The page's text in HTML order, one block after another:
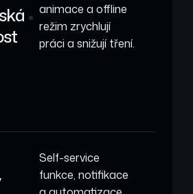
animace a offline
režim zrychlují
práci a snižují tření.
Self-service
funkce, notifikace